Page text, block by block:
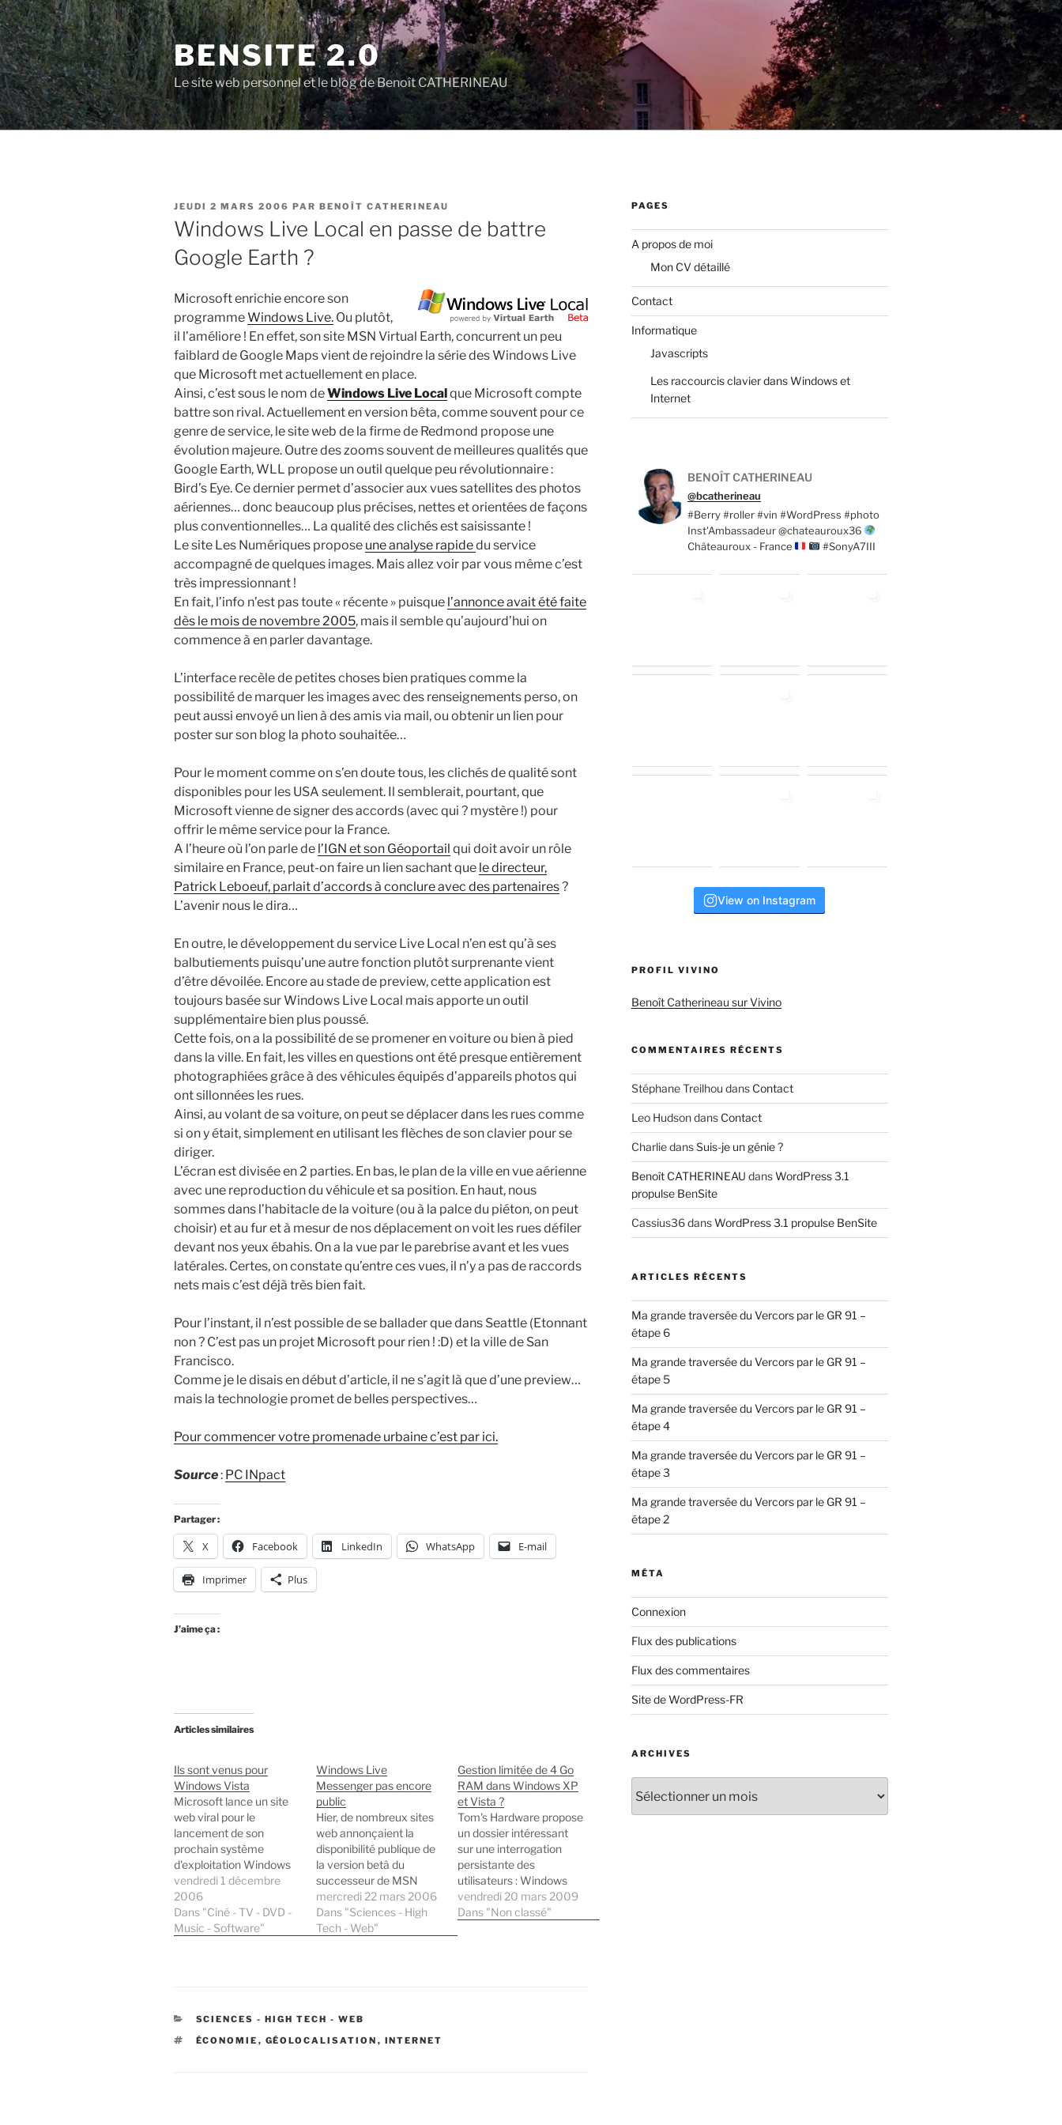
Aller
au
contenu
principal
BENSITE 2.0
Le site web personnel et le blog de Benoît CATHERINEAU
PUBLIÉ
LE
JEUDI 2 MARS 2006 PAR BENOÎT CATHERINEAU
Windows Live Local en passe de battre
Google Earth ?
Microsoft enrichie encore son
programmeWindows Live. Ou plutôt,
il l’améliore ! En effet, son site MSN Virtual Earth, concurrent un peu
faiblard de Google Maps vient de rejoindre la série des Windows Live
que Microsoft met actuellement en place.
Ainsi, c’est sous le nom deWindows Live Local que Microsoft compte
battre son rival. Actuellement en version bêta, comme souvent pour ce
genre de service, le site web de la firme de Redmond propose une
évolution majeure. Outre des zooms souvent de meilleures qualités que
Google Earth, WLL propose un outil quelque peu révolutionnaire :
Bird’s Eye. Ce dernier permet d’associer aux vues satellites des photos
aériennes… donc beaucoup plus précises, nettes et orientées de façons
plus conventionnelles… La qualité des clichés est saisissante !
Le site Les Numériques propose une analyse rapidedu service
accompagné de quelques images. Mais allez voir par vous même c’est
très impressionnant !
En fait, l’info n’est pas toute « récente » puisque l’annonce avait été faite
dès le mois de novembre 2005, mais il semble qu’aujourd’hui on
commence à en parler davantage.
L’interface recèle de petites choses bien pratiques comme la
possibilité de marquer les images avec des renseignements perso, on
peut aussi envoyé un lien à des amis via mail, ou obtenir un lien pour
poster sur son blog la photo souhaitée…
Pour le moment comme on s’en doute tous, les clichés de qualité sont
disponibles pour les USA seulement. Il semblerait, pourtant, que
Microsoft vienne de signer des accords (avec qui ? mystère !) pour
offrir le même service pour la France.
A l’heure où l’on parle de l’IGN et son Géoportail qui doit avoir un rôle
similaire en France, peut-on faire un lien sachant que le directeur,
Patrick Leboeuf, parlait d’accords à conclure avec des partenaires?
L’avenir nous le dira…
En outre, le développement du service Live Local n’en est qu’à ses
balbutiements puisqu’une autre fonction plutôt surprenante vient
d’être dévoilée. Encore au stade de preview, cette application est
toujours basée sur Windows Live Local mais apporte un outil
supplémentaire bien plus poussé.
Cette fois, on a la possibilité de se promener en voiture ou bien à pied
dans la ville. En fait, les villes en questions ont été presque entièrement
photographiées grâce à des véhicules équipés d’appareils photos qui
ont sillonnées les rues.
Ainsi, au volant de sa voiture, on peut se déplacer dans les rues comme
si on y était, simplement en utilisant les flèches de son clavier pour se
diriger.
L’écran est divisée en 2 parties. En bas, le plan de la ville en vue aérienne
avec une reproduction du véhicule et sa position. En haut, nous
sommes dans l’habitacle de la voiture (ou à la palce du piéton, on peut
choisir) et au fur et à mesur de nos déplacement on voit les rues défiler
devant nos yeux ébahis. On a la vue par le parebrise avant et les vues
latérales. Certes, on constate qu’entre ces vues, il n’y a pas de raccords
nets mais c’est déjà très bien fait.
Pour l’instant, il n’est possible de se ballader que dans Seattle (Etonnant
non ? C’est pas un projet Microsoft pour rien ! :D) et la ville de San
Francisco.
Comme je le disais en début d’article, il ne s’agit là que d’une preview…
mais la technologie promet de belles perspectives…
Pour commencer votre promenade urbaine c’est par ici.
Source: PC INpact
Partager :
X Facebook LinkedIn WhatsApp E-mail
Imprimer Plus
J’aime ça :
Articles similaires
Ils sont venus pour
Windows Vista
Microsoft lance un site
web viral pour le
lancement de son
prochain système
d'exploitation Windows
Vista. Le thème central
est : "Ils sont venus pour
Windows Vista". Le
domaine retenu pour
qu'un Whois sur ce
domaine nous…
vendredi 1 décembre
2006
Dans "Ciné - TV - DVD -
Music - Software"
Windows Live
Messenger pas encore
public
Hier, de nombreux sites
web annonçaient la
disponibilité publique de
la version betâ du
successeur de MSN
Messenger, Windows
Live Messenger (MSN
8.0). Cette version était
soit quelque peu limité.
Avec une telle nouvelle
mercredi 22 mars 2006
Dans "Sciences - High
Tech - Web"
Gestion limitée de 4 Go
RAM dans Windows XP
et Vista ?
Tom's Hardware propose
un dossier intéressant
sur une interrogation
persistante des
utilisateurs : Windows
XP et Vista sont-ils
capables de gérer plus
vendredi 20 mars 2009
Dans "Non classé"
CATÉGORIES
SCIENCES - HIGH TECH - WEB
ÉTIQUETTES
ÉCONOMIE , GÉOLOCALISATION , INTERNET
PAGES
A propos de moi
Mon CV détaillé
Contact
Informatique
Javascripts
Les raccourcis clavier dans Windows et
Internet
BENOÎT CATHERINEAU
@bcatherineau
#Berry #roller #vin #WordPress #photo
Inst'Ambassadeur @chateauroux36
Châteauroux - France
#SonyA7III
View on Instagram
PROFIL VIVINO
Benoît Catherineau sur Vivino
COMMENTAIRES RÉCENTS
Stéphane Treilhou dans Contact
Leo Hudsondans Contact
CharliedansSuis-je un génie ?
Benoît CATHERINEAU dansWordPress 3.1
propulse BenSite
Cassius36dansWordPress 3.1 propulse BenSite
ARTICLES RÉCENTS
Ma grande traversée du Vercors par le GR 91 –
étape 6
Ma grande traversée du Vercors par le GR 91 –
étape 5
Ma grande traversée du Vercors par le GR 91 –
étape 4
Ma grande traversée du Vercors par le GR 91 –
étape 3
Ma grande traversée du Vercors par le GR 91 –
étape 2
MÉTA
Connexion
Flux des publications
Flux des commentaires
Site de WordPress-FR
ARCHIVES